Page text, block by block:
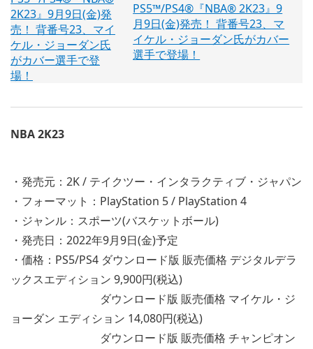
PS5™/PS4®『NBA® 2K23』9
月9日(金)発売！ 背番号23、マ
イケル・ジョーダン氏がカバー
選手で登場！
NBA 2K23
・発売元：2K / テイクツー・インタラクティブ・ジャパン
・フォーマット：PlayStation 5 / PlayStation 4
・ジャンル：スポーツ(バスケットボール)
・発売日：2022年9月9日(金)予定
・価格：PS5/PS4 ダウンロード版 販売価格 デジタルデラ
ックスエディション 9,900円(税込)
ダウンロード版 販売価格 マイケル・ジ
ョーダン エディション 14,080円(税込)
ダウンロード版 販売価格 チャンピオン